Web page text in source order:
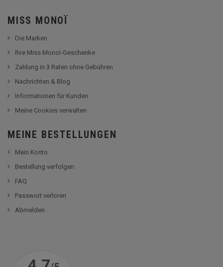
MISS MONOÏ
Die Marken
Ihre Miss Monoï-Geschenke
Zahlung in 3 Raten ohne Gebühren
Nachrichten & Blog
Informationen für Kunden
Meine Cookies verwalten
MEINE BESTELLUNGEN
Mein Konto
Bestellung verfolgen
FAQ
Passwort verloren
Abmelden